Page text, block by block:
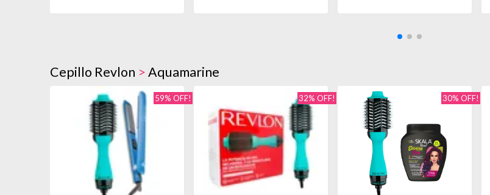
Cepillo Revlon >Aquamarine
59% OFF! 32% OFF! 30% OFF!